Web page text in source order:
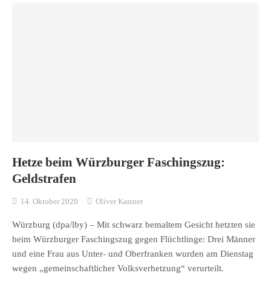
Hetze beim Würzburger Faschingszug:
Geldstrafen
14. Oktober 2020 Oliver Kastner
Würzburg (dpa/lby) – Mit schwarz bemaltem Gesicht hetzten sie
beim Würzburger Faschingszug gegen Flüchtlinge: Drei Männer
und eine Frau aus Unter- und Oberfranken wurden am Dienstag
wegen „gemeinschaftlicher Volksverhetzung“ verurteilt.